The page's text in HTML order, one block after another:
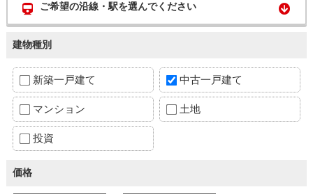
ご希望の沿線・駅を選んでください
建物種別
新築一戸建て 中古一戸建て
マンション 土地
投資
価格